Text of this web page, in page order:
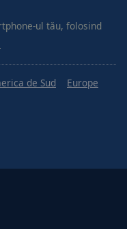
ul tău, folosind
de Sud
Europe